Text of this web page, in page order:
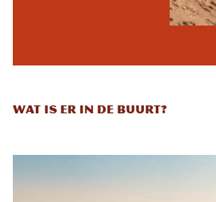
WAT IS ER IN DE BUURT?